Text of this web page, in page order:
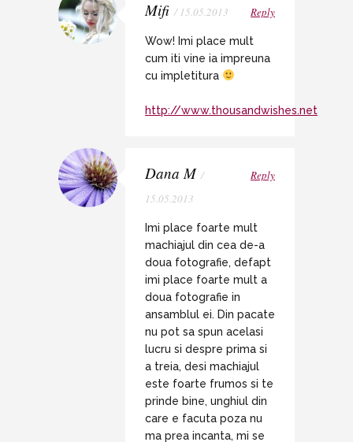
Mifi / 15.05.2013 Reply
Wow! Imi place mult
cum iti vine ia impreuna
cu impletitura
http://www.thousandwishes.net
Dana M /
15.05.2013
Reply
Imi place foarte mult
machiajul din cea de-a
doua fotografie, defapt
imi place foarte mult a
doua fotografie in
ansamblul ei. Din pacate
nu pot sa spun acelasi
lucru si despre prima si
a treia, desi machiajul
este foarte frumos si te
prinde bine, unghiul din
care e facuta poza nu
ma prea incanta, mi se